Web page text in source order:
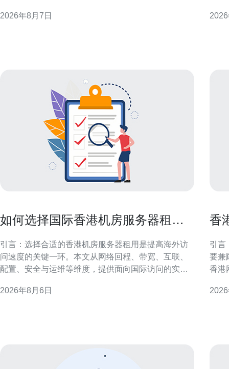
与GEO优化。 选择合适的CDN与节点覆盖 选择有完
2026年8月7日
影响
如何选择国际香港机房服务器租用
引言：选择合适的香港机房服务器租用是提高海外访
问速度的关键一环。本文从网络回程、带宽、互联、
配置、安全与运维等维度，提供面向国际访问的实用
的前提下，优化用户体验与稳定性。 评估海外访问需
2026年8月6日
香
引言
要兼
香港
低延